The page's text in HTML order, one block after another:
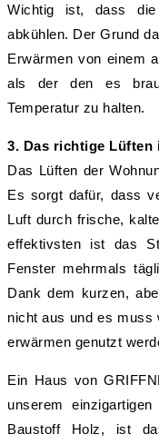
Wichtig ist, dass
abkühlen. Der Grund
Erwärmen von einem
als der den es
Temperatur zu halten.
3. Das richtige Lüften
Das Lüften der
Es sorgt dafür, dass
Luft durch frische,
effektivsten ist das
Fenster mehrmals
Dank dem kurzen,
nicht aus und es muss
erwärmen genutzt
Ein Haus von
unserem
Baustoff Holz, ist